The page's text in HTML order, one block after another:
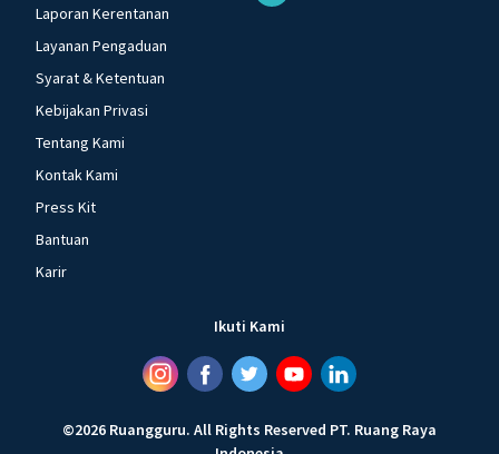
Laporan Kerentanan
Layanan Pengaduan
Syarat & Ketentuan
Kebijakan Privasi
Tentang Kami
Kontak Kami
Press Kit
Bantuan
Karir
Ikuti Kami
©2026 Ruangguru. All Rights Reserved PT. Ruang Raya